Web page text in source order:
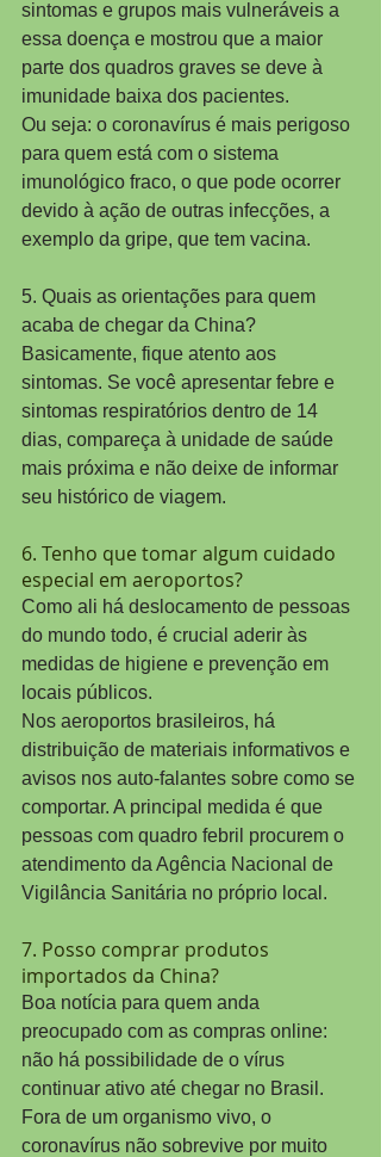
sintomas e grupos mais vulneráveis a
essa doença e mostrou que a maior
parte dos quadros graves se deve à
imunidade baixa dos pacientes.
Ou seja: o coronavírus é mais perigoso
para quem está com o sistema
imunológico fraco, o que pode ocorrer
devido à ação de outras infecções, a
exemplo da gripe, que tem vacina.
5. Quais as orientações para quem
acaba de chegar da China?
Basicamente, fique atento aos
sintomas. Se você apresentar febre e
sintomas respiratórios dentro de 14
dias, compareça à unidade de saúde
mais próxima e não deixe de informar
seu histórico de viagem.
6. Tenho que tomar algum cuidado
especial em aeroportos?
Como ali há deslocamento de pessoas
do mundo todo, é crucial aderir às
medidas de higiene e prevenção em
locais públicos.
Nos aeroportos brasileiros, há
distribuição de materiais informativos e
avisos nos auto-falantes sobre como se
comportar. A principal medida é que
pessoas com quadro febril procurem o
atendimento da Agência Nacional de
Vigilância Sanitária no próprio local.
7. Posso comprar produtos
importados da China?
Boa notícia para quem anda
preocupado com as compras online:
não há possibilidade de o vírus
continuar ativo até chegar no Brasil.
Fora de um organismo vivo, o
coronavírus não sobrevive por muito